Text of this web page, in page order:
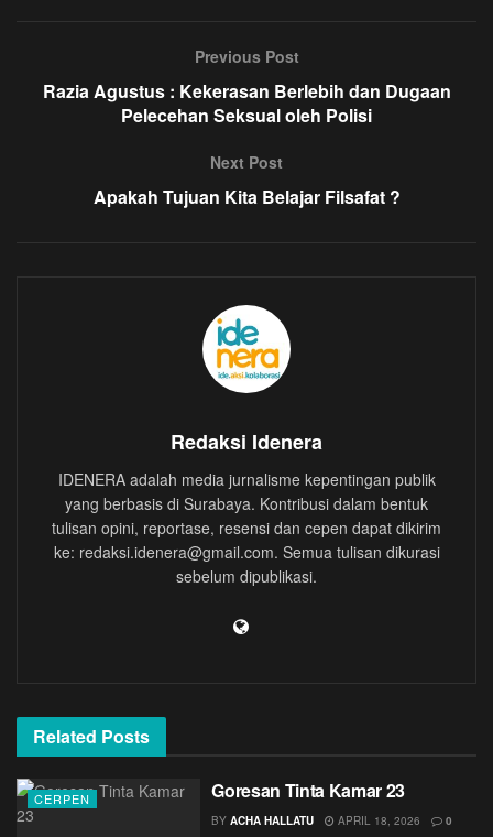
Previous Post
Razia Agustus : Kekerasan Berlebih dan Dugaan
Pelecehan Seksual oleh Polisi
Next Post
Apakah Tujuan Kita Belajar Filsafat ?
Redaksi Idenera
IDENERA adalah media jurnalisme kepentingan publik
yang berbasis di Surabaya. Kontribusi dalam bentuk
tulisan opini, reportase, resensi dan cepen dapat dikirim
ke: redaksi.idenera@gmail.com. Semua tulisan dikurasi
sebelum dipublikasi.
Related Posts
CERPEN Goresan Tinta Kamar 23
BY ACHA HALLATU APRIL 18, 2026 0